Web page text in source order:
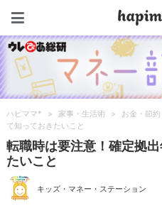
ハピママ* > 家事・生活術 > お金・節約
て知っておきたいこと
転職時は要注意！確定拠
たいこと
キッズ・マネー・ステーション